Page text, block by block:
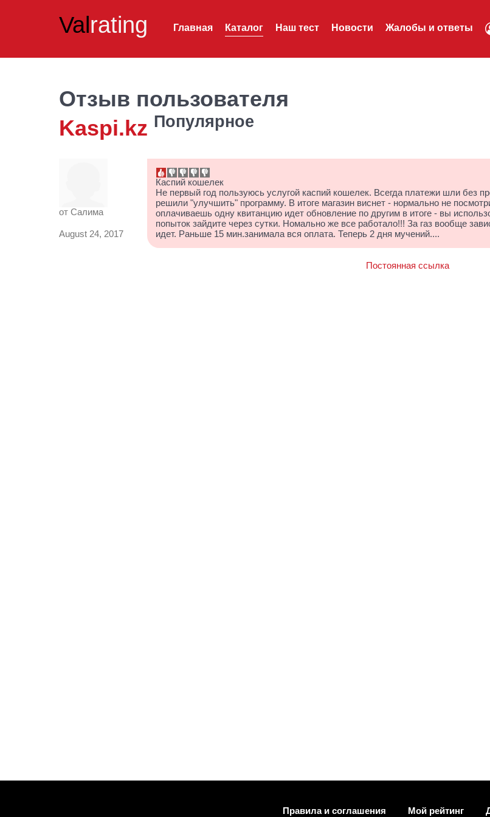
Valrating Главная Каталог Наш тест Новости Жалобы и ответы
Отзыв пользователя
Kaspi.kz Популярное
от Салима
August 24, 2017
Каспий кошелек
Не первый год пользуюсь услугой каспий кошелек. Всегда платежи шли без
решили "улучшить" программу. В итоге магазин виснет - нормально не
оплачиваешь одну квитанцию идет обновление по другим в итоге - вы
попыток зайдите через сутки. Номально же все работало!!! За газ вообще
идет. Раньше 15 мин.занимала вся оплата. Теперь 2 дня мучений....
Постоянная ссылка
Правила и соглашения Мой рейтинг